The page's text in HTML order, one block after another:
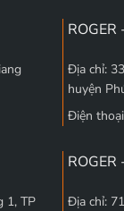
ROGER
Địa chỉ:
huyện
Điện
1, TP
ROGER
Địa chỉ: